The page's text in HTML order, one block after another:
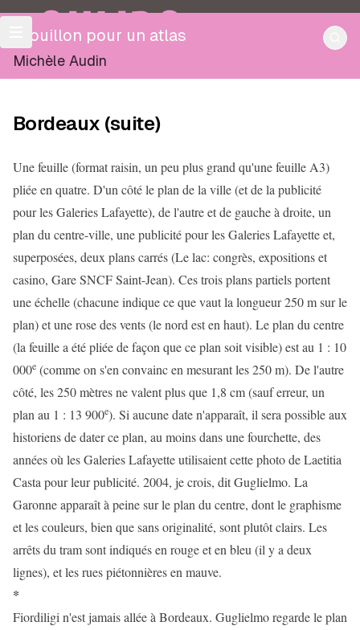
OULIPO
Brouillon pour un atlas
Michèle Audin
Bordeaux (suite)
Une feuille (format raisin, un peu plus grand qu'une feuille A3)
pliée en quatre. D'un côté le plan de la ville (et de la publicité
pour les Galeries Lafayette), de l'autre et de gauche à droite, un
plan du centre-ville, une publicité pour les Galeries Lafayette et,
superposées, deux plans carrés (Le lac: congrès, expositions et
casino, Gare SNCF Saint-Jean). Ces trois plans partiels portent
une échelle (chacune indique ce que vaut la longueur 250 m sur le
plan) et une rose des vents (le nord est en haut). Le plan du centre
(la feuille a été pliée de façon que ce plan soit visible) est au 1 : 10
000e (comme on s'en convainc en mesurant les 250 m). De l'autre
côté, les 250 mètres ne valent plus que 1,8 cm (sauf erreur, un
plan au 1 : 13 900e). Si aucune date n'apparaît, il sera possible aux
historiens de dater ce plan, au moins dans une fourchette, des
années où les Galeries Lafayette utilisaient cette photo de Laetitia
Casta pour leur publicité. 2004, je crois, dit Guglielmo. La
Garonne apparaît à peine sur le plan du centre, dont le graphisme
et les couleurs, bien que sans originalité, sont plutôt clairs. Les
arrêts du tram sont indiqués en rouge et en bleu (il y a deux
lignes), et les rues piétonnières en mauve.
*
Fiordiligi n'est jamais allée à Bordeaux. Guglielmo regarde le plan